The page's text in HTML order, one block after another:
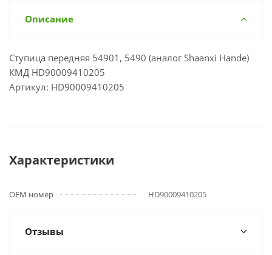
Описание
Ступица передняя 54901, 5490 (аналог Shaanxi Hande)
КМД HD90009410205
Артикул: HD90009410205
Характеристики
OEM номер HD90009410205
Отзывы